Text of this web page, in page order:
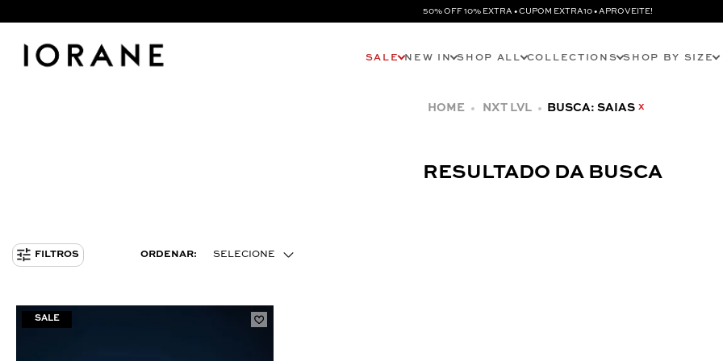
50% OFF 10% EXTRA • CUPOM EXTRA10 • APROVEITE!
SALE NEW IN SHOP ALL COLLECTIONS SHOP BY SIZE
NXT LVL BUSCA: SAIAS X
RESULTADO DA BUSCA
FILTROS ORDENAR: SELECIONE
NXT LVL